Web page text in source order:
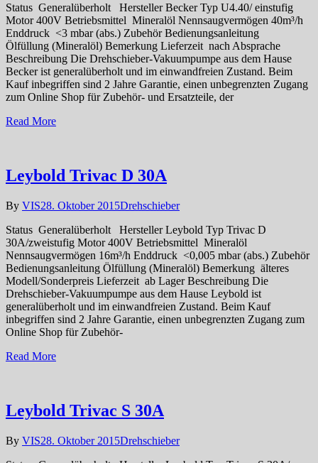
Status Generalüberholt Hersteller Becker Typ U4.40/ einstufig
Motor 400V Betriebsmittel Mineralöl Nennsaugvermögen 40m³/h
Enddruck <3 mbar (abs.) Zubehör Bedienungsanleitung
Ölfüllung (Mineralöl) Bemerkung Lieferzeit nach Absprache
Beschreibung Die Drehschieber-Vakuumpumpe aus dem Hause
Becker ist generalüberholt und im einwandfreien Zustand. Beim
Kauf inbegriffen sind 2 Jahre Garantie, einen unbegrenzten Zugang
zum Online Shop für Zubehör- und Ersatzteile, der
Read More
Leybold Trivac D 30A
By VIS28. Oktober 2015Drehschieber
Status Generalüberholt Hersteller Leybold Typ Trivac D
30A/zweistufig Motor 400V Betriebsmittel Mineralöl
Nennsaugvermögen 16m³/h Enddruck <0,005 mbar (abs.) Zubehör
Bedienungsanleitung Ölfüllung (Mineralöl) Bemerkung älteres
Modell/Sonderpreis Lieferzeit ab Lager Beschreibung Die
Drehschieber-Vakuumpumpe aus dem Hause Leybold ist
generalüberholt und im einwandfreien Zustand. Beim Kauf
inbegriffen sind 2 Jahre Garantie, einen unbegrenzten Zugang zum
Online Shop für Zubehör-
Read More
Leybold Trivac S 30A
By VIS28. Oktober 2015Drehschieber